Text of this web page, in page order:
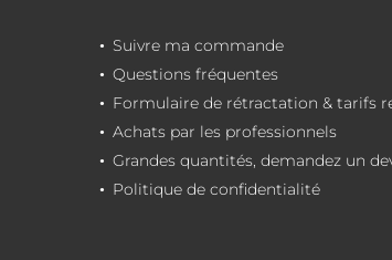
Suivre ma commande
Questions fréquentes
Formulaire de rétractation & tarifs
Achats par les professionnels
Grandes quantités, demandez un
Politique de confidentialité